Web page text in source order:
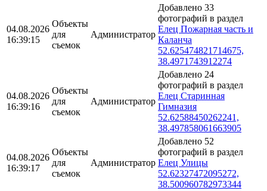
04.08.2026
16:39:15
Объекты
для
съемок
Администратор
Добавлено 33
фотографий в раздел
Елец Пожарная часть и
Каланча
52.625474821714675,
38.4971743912274
04.08.2026
16:39:16
Объекты
для
съемок
Администратор
Добавлено 24
фотографий в раздел
Елец Старинная
Гимназия
52.62588450262241,
38.497858061663905
04.08.2026
16:39:17
Объекты
для
съемок
Администратор
Добавлено 52
фотографий в раздел
Елец Улицы
52.62327472095272,
38.500960782973344